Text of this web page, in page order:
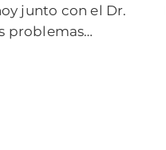
junto con el Dr.
problemas…